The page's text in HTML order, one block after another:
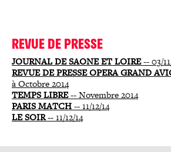
REVUE DE PRESSE
JOURNAL DE SAONE ET LOIRE-- 03/
REVUE DE PRESSE OPERA GRAND
à Octobre 2014
TEMPS LIBRE-- Novembre 2014
PARIS MATCH-- 11/12/14
LE SOIR-- 11/12/14